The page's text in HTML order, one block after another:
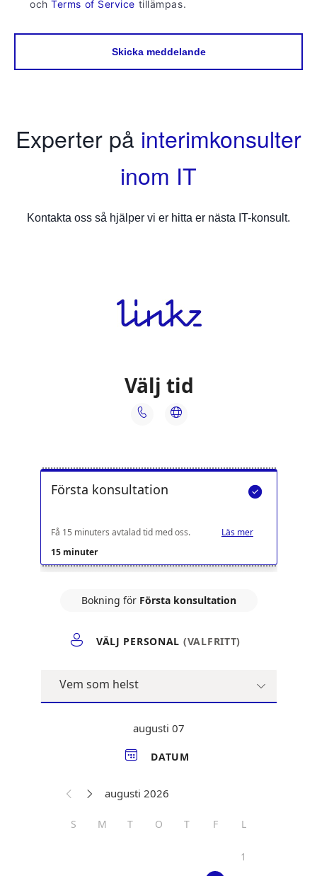
ochTerms of Service tillämpas.
Skicka meddelande
Experter på interimkonsulter
inom IT
Kontakta oss så hjälper vi er hitta er nästa IT-konsult.